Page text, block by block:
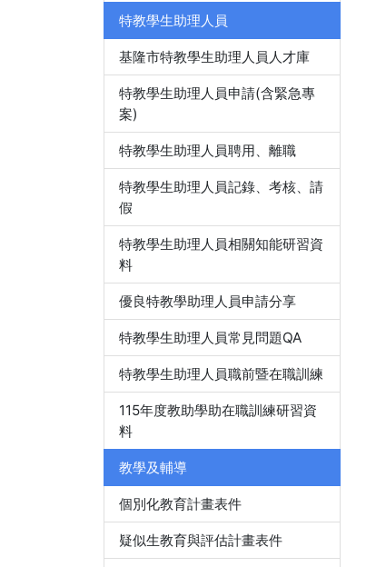
特教學生助理人員
基隆市特教學生助理人員人才庫
特教學生助理人員申請(含緊急專
案)
特教學生助理人員聘用、離職
特教學生助理人員記錄、考核、請
假
特教學生助理人員相關知能研習資
料
優良特教學助理人員申請分享
特教學生助理人員常見問題QA
特教學生助理人員職前暨在職訓練
115年度教助學助在職訓練研習資
料
教學及輔導
個別化教育計畫表件
疑似生教育與評估計畫表件